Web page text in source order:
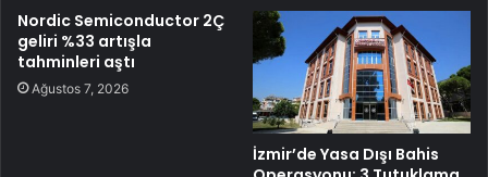
Nordic Semiconductor 2Ç
geliri %33 artışla
tahminleri aştı
Ağustos 7, 2026
İzmir’de Yasa Dışı Bahis